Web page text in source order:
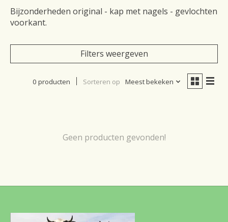
Bijzonderheden original - kap met nagels - gevlochten
voorkant.
Filters weergeven
0 producten Sorteren op Meest bekeken
Geen producten gevonden!